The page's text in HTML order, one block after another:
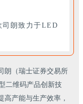
司朗致力于LED
朗（瑞士证券交易所
二维码产品创新技
产能与生产效率，